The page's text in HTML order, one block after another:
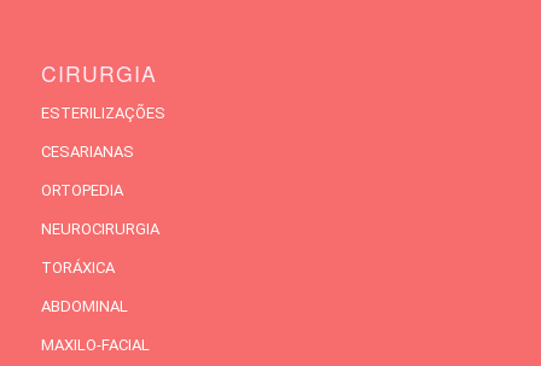
CIRURGIA
ESTERILIZAÇÕES
CESARIANAS
ORTOPEDIA
NEUROCIRURGIA
TORÁXICA
ABDOMINAL
MAXILO-FACIAL